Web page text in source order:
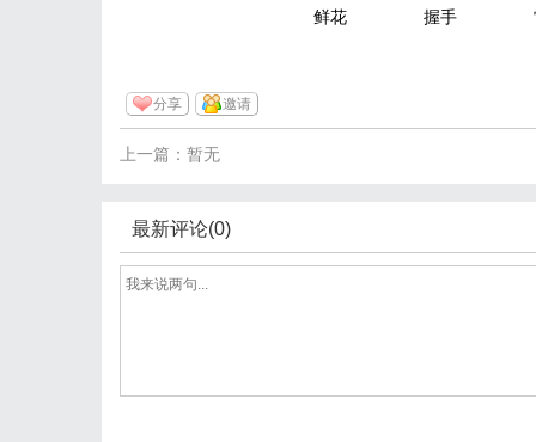
鲜花 握手
分享 邀请
上一篇：暂无
最新评论(0)